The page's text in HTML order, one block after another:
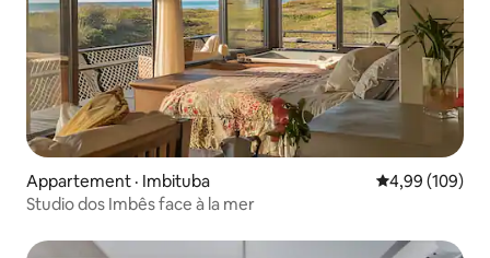
Appartement · Imbituba Note
4,99 (109)
Studio dos Imbês face à la mer